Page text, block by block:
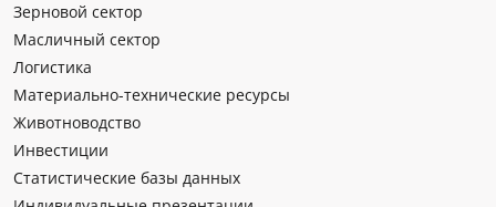
Зерновой сектор
Масличный сектор
Логистика
Материально-технические ресурсы
Животноводство
Инвестиции
Статистические базы данных